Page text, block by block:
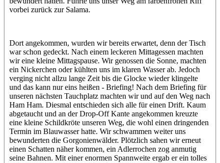
vorbei zurück zur Salama.
Dort angekommen, wurden wir bereits erwartet, denn der Tisch
war schon gedeckt. Nach einem leckeren Mittagessen machten
wir eine kleine Mittagspause. Wir genossen die Sonne, machten
ein Nickerchen oder kühlten uns im klaren Wasser ab. Jedoch
verging nicht allzu lange Zeit bis die Glocke wieder klingelte
und das kann nur eins heißen - Briefing! Nach dem Briefing für
unseren nächsten Tauchplatz machten wir und auf den Weg nach
Ham Ham. Diesmal entschieden sich alle für einen Drift. Kaum
abgetaucht und an der Drop-Off Kante angekommen kreuzte
eine kleine Schildkröte unseren Weg, die wohl einen dringenden
Termin im Blauwasser hatte. Wir schwammen weiter uns
bewunderten die Gorgonienwälder. Plötzlich sahen wir erneut
einen Schatten näher kommen, ein Adlerrochen zog anmutig
seine Bahnen. Mit einer enormen Spannweite ergab er ein tolles